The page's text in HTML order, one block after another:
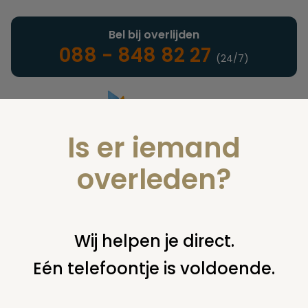
Landelijke uitvaartonderneming
Bel bij overlijden
088 - 848 82 27 (24/7)
U bent hier: home verzekeringen overige financiering uit
'levensverzekering maatsachappij -utrecht-'
Is er iemand
overleden?
Wij helpen je direct.
Eén telefoontje is voldoende.